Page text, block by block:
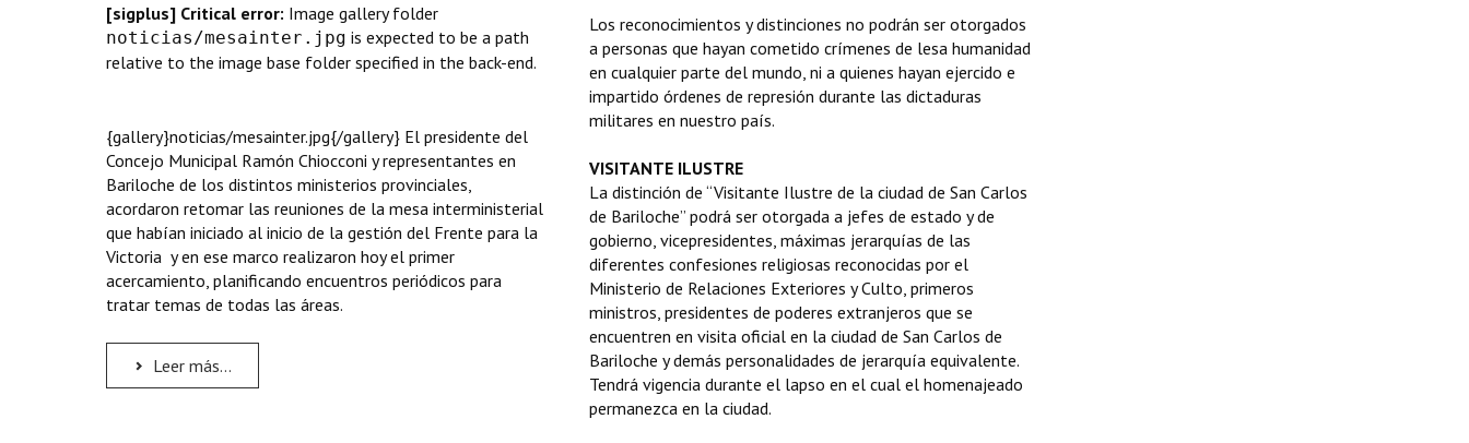
[sigplus] Critical error: Image gallery folder
noticias/mesainter.jpg is expected to be a path
relative to the image base folder specified in the back-end.
{gallery}noticias/mesainter.jpg{/gallery} El presidente del
Concejo Municipal Ramón Chiocconi y representantes en
Bariloche de los distintos ministerios provinciales,
acordaron retomar las reuniones de la mesa interministerial
que habían iniciado al inicio de la gestión del Frente para la
Victoria y en ese marco realizaron hoy el primer
acercamiento, planificando encuentros periódicos para
tratar temas de todas las áreas.
Leer más...
Los reconocimientos y distinciones no podrán ser otorgados
a personas que hayan cometido crímenes de lesa humanidad
en cualquier parte del mundo, ni a quienes hayan ejercido e
impartido órdenes de represión durante las dictaduras
militares en nuestro país.
VISITANTE ILUSTRE
La distinción de “Visitante Ilustre de la ciudad de San Carlos
de Bariloche” podrá ser otorgada a jefes de estado y de
gobierno, vicepresidentes, máximas jerarquías de las
diferentes confesiones religiosas reconocidas por el
Ministerio de Relaciones Exteriores y Culto, primeros
ministros, presidentes de poderes extranjeros que se
encuentren en visita oficial en la ciudad de San Carlos de
Bariloche y demás personalidades de jerarquía equivalente.
Tendrá vigencia durante el lapso en el cual el homenajeado
permanezca en la ciudad.